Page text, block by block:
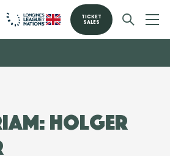
TICKET
SALES
Holger